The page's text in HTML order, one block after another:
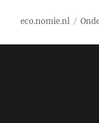
eco.nomie.nl